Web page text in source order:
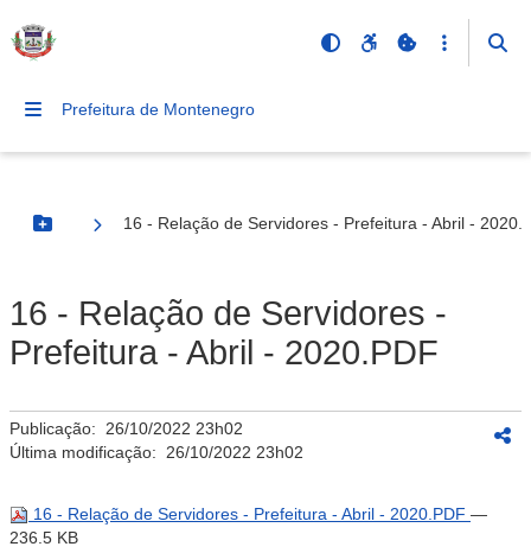
Prefeitura de Montenegro
Botão Menu
16 - Relação de Servidores - Prefeitura - Abril -
16 - Relação de Servidores -
Prefeitura - Abril - 2020.PDF
Publicação: 26/10/2022 23h02
Última modificação: 26/10/2022 23h02
16 - Relação de Servidores - Prefeitura - Abril - 2020.PDF —
236.5 KB